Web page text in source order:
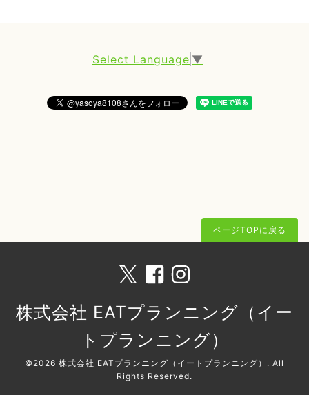
Select Language ▼
ページTOPに戻る
株式会社 EATプランニング（イー
トプランニング）
©2026 株式会社 EATプランニング（イートプランニング） . All
Rights Reserved.